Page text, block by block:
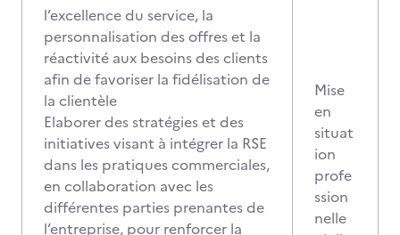
l’excellence du service, la
personnalisation des offres et la
réactivité aux besoins des clients
afin de favoriser la fidélisation de
la clientèle
Elaborer des stratégies et des
initiatives visant à intégrer la RSE
dans les pratiques commerciales,
en collaboration avec les
différentes parties prenantes de
l’entreprise, pour renforcer la
Mise
en
situat
ion
profe
ssion
nelle